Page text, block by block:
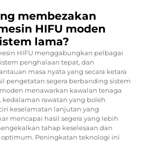
membezakan
HIFU moden
lama?
HIFU menggabungkan pelbagai
penghalaan tepat, dan
masa nyata yang secara ketara
pengetatan segera berbanding sistem
menawarkan kawalan tenaga
rawatan yang boleh
keselamatan lanjutan yang
mencapai hasil segera yang lebih
tahap keselesaan dan
optimum. Peningkatan teknologi ini